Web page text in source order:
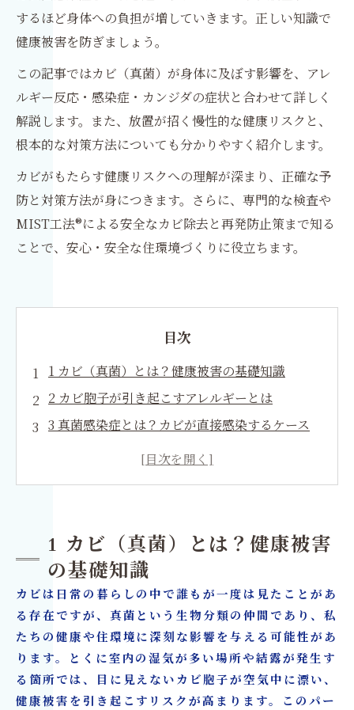
するほど身体への負担が増していきます。正しい知識で
健康被害を防ぎましょう。
この記事ではカビ（真菌）が身体に及ぼす影響を、アレ
ルギー反応・感染症・カンジダの症状と合わせて詳しく
解説します。また、放置が招く慢性的な健康リスクと、
根本的な対策方法についても分かりやすく紹介します。
カビがもたらす健康リスクへの理解が深まり、正確な予
防と対策方法が身につきます。さらに、専門的な検査や
MIST工法®による安全なカビ除去と再発防止策まで知る
ことで、安心・安全な住環境づくりに役立ちます。
目次
1 カビ（真菌）とは？健康被害の基礎知識
2 カビ胞子が引き起こすアレルギーとは
3 真菌感染症とは？カビが直接感染するケース
4 カンジダ・アルビカンスの特徴と健康影響
7 専門家によるカビ検査が重要な理由
8 MIST工法®による根本的なカビ除去とは
9 リフォームが必要になるケースと対応例
10 戸建・マンション・ビルすべてに対応可能な
理由
カビ取り・カビ対策・リフォームなら「カビバ
スターズ大阪」「カビ取リフォーム名古屋/東
1 カビ（真菌）とは？健康被害
の基礎知識
カビは日常の暮らしの中で誰もが一度は見たことがあ
る存在ですが、真菌という生物分類の仲間であり、私
たちの健康や住環境に深刻な影響を与える可能性があ
ります。とくに室内の湿気が多い場所や結露が発生す
る箇所では、目に見えないカビ胞子が空気中に漂い、
健康被害を引き起こすリスクが高まります。このパー